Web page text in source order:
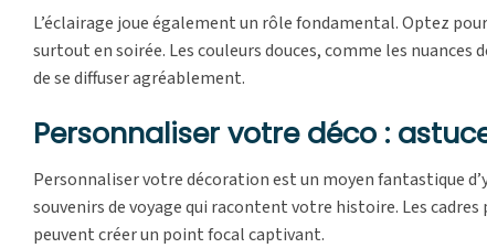
L’éclairage joue également un rôle fondamental. Optez
surtout en soirée. Les couleurs douces, comme les
de se diffuser agréablement.
Personnaliser votre déco :
Personnaliser votre décoration est un moyen fantastique
souvenirs de voyage qui racontent votre histoire. Les
peuvent créer un point focal captivant.